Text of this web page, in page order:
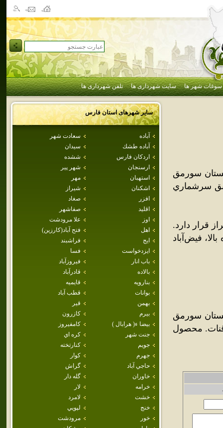
سوغات شهر ها سایت شهرداری ها تلفن شهرداری ها
سایر شهرهای استانفارس
آباده
سعادت شهر
آباده طشك
سيدان
اردكان فارس
ششده
ارسنجان
شهر پير
استهبان
مهر
اشكنان
شيراز
افزر
صغاد
اقليد
صفاشهر
اوز
علا مرودشت
اهل
فتح آباد(كارزين)
ايج
فراشبند
ايزدخواست
فسا
باب انار
فيروزآباد
بالاده
قادرآباد
بنارويه
قايميه
بوانات
قطب آباد
بهمن
قير
بيرم
كازرون
بيضا ء( هرابال )
كامفيروز
جنت شهر
كره اي
جويم
كنارتخته
جهرم
كوار
حاجي آباد
گراش
خاوران
گله دار
خرامه
لار
خشت
لامرد
خنج
لپويي
خور
مرودشت
سورمق
سرشماري
و 245 کيلومتري شيراز قرار دارد.
فيض‌آباد
سورمق
سکنه. آب آن از قنات. محصول